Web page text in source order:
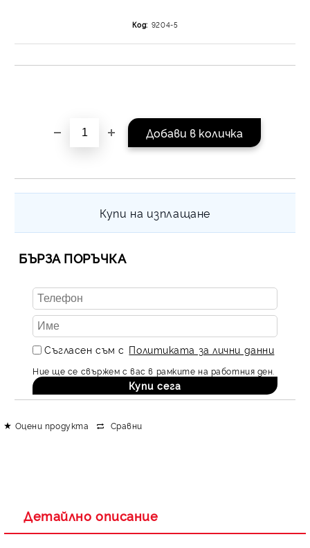
Код: 9204-5
Купи на изплащане
Плащане на 4 вноски.
се разделя на 3 равни
Плащане на 6
на поръчката се
равни месечни вноски
/ €1022.61
БЪРЗА ПОРЪЧКА
Съгласен съм с Политиката за лични данни
Ние ще се свържем с вас в рамките на работния ден.
Оцени продукта Сравни
Детайлно описание